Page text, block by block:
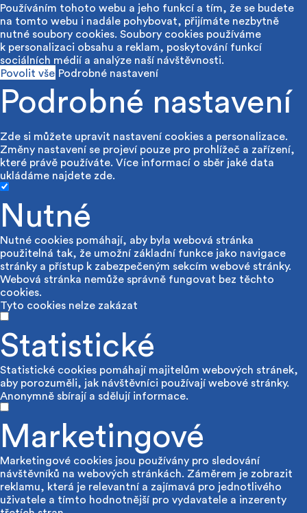
Používáním tohoto webu a jeho funkcí a tím, že se budete
na tomto webu i nadále pohybovat, přijímáte nezbytně
nutné soubory cookies. Soubory cookies používáme
k personalizaci obsahu a reklam, poskytování funkcí
sociálních médií a analýze naší návštěvnosti.
Povolit vše Podrobné nastavení
Podrobné nastavení
Zde si můžete upravit nastavení cookies a personalizace.
Změny nastavení se projeví pouze pro prohlížeč a zařízení,
které právě používáte. Více informací o sběr jaké data
ukládáme najdete zde.
Nutné
Nutné cookies pomáhají, aby byla webová stránka
použitelná tak, že umožní základní funkce jako navigace
stránky a přístup k zabezpečeným sekcím webové stránky.
Webová stránka nemůže správně fungovat bez těchto
cookies.
Tyto cookies nelze zakázat
Statistické
Statistické cookies pomáhají majitelům webových stránek,
aby porozuměli, jak návštěvníci používají webové stránky.
Anonymně sbírají a sdělují informace.
Marketingové
Marketingové cookies jsou používány pro sledování
návštěvníků na webových stránkách. Záměrem je zobrazit
reklamu, která je relevantní a zajímavá pro jednotlivého
uživatele a tímto hodnotnější pro vydavatele a inzerenty